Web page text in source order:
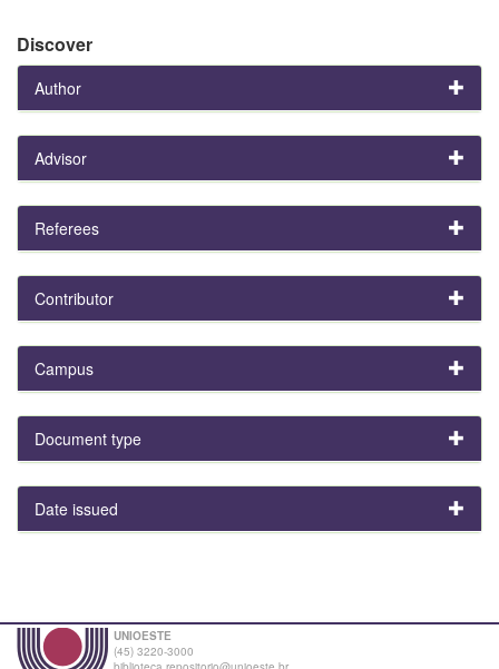
Discover
Author
Advisor
Referees
Contributor
Campus
Document type
Date issued
UNIOESTE
(45) 3220-3000